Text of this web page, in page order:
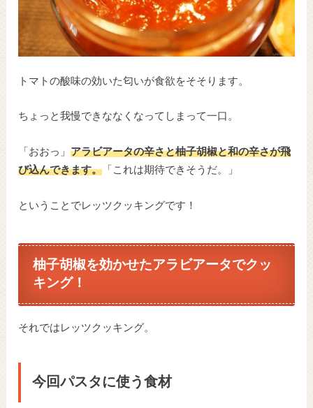
トマトの酸味の効いた匂いが食欲をそそります。
ちょっと我慢できななくなってしまって一口。
「おおっ」アラビアータの辛さと柚子胡椒と和の辛さが飛
び込んできます。 「これは期待できそうだ。」
ということでレッツクッキングです！
柚子胡椒を効かせたアラビアータでクッ
キング！
それではレッツクッキング。
今回パスタに使う食材